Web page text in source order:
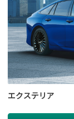
エクステリア